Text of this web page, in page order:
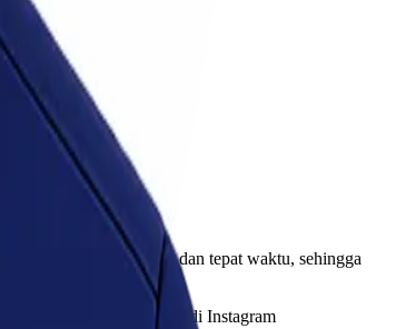
tujuan dengan selamat dan tepat waktu, sehingga
sosial Lionel Express di Instagram